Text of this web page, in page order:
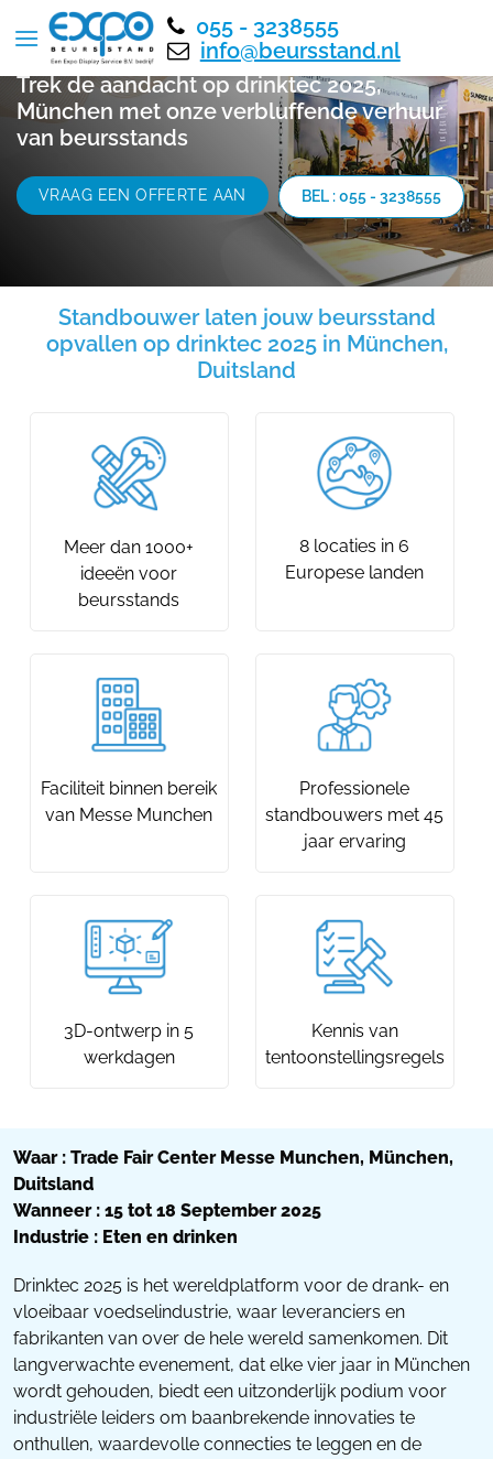
055 - 3238555
info@beursstand.nl
Trek de aandacht op drinktec 2025,
München met onze verbluffende verhuur
van beursstands
VRAAG EEN OFFERTE AAN BEL : 055 - 3238555
Standbouwer laten jouw beursstand
opvallen op drinktec 2025 in München,
Duitsland
Meer dan 1000+
ideeën voor
beursstands
8 locaties in 6
Europese landen
Faciliteit binnen bereik
van Messe Munchen
Professionele
standbouwers met 45
jaar ervaring
3D-ontwerp in 5
werkdagen
Kennis van
tentoonstellingsregels
Waar : Trade Fair Center Messe Munchen, München,
Duitsland
Wanneer : 15 tot 18 September 2025
Industrie : Eten en drinken
Drinktec 2025 is het wereldplatform voor de drank- en
vloeibaar voedselindustrie, waar leveranciers en
fabrikanten van over de hele wereld samenkomen. Dit
langverwachte evenement, dat elke vier jaar in München
wordt gehouden, biedt een uitzonderlijk podium voor
industriële leiders om baanbrekende innovaties te
onthullen, waardevolle connecties te leggen en de